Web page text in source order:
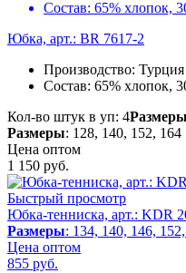
Состав: 65% хлопок,
Юбка, арт.: BR 7617-2
Производство: Турция
Состав: 65% хлопок,
Кол-во штук в уп: 4Размеры
Размеры: 128, 140, 152, 164
Цена оптом
1 150 руб.
Быстрый просмотр
Юбка-тенниска, арт.: KDR
Размеры: 134, 140, 146,
Цена оптом
855 руб.